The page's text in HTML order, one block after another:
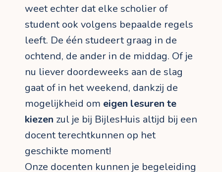
weet echter dat elke scholier of
student ook volgens bepaalde regels
leeft. De één studeert graag in de
ochtend, de ander in de middag. Of je
nu liever doordeweeks aan de slag
gaat of in het weekend, dankzij de
mogelijkheid om eigen lesuren te
kiezen zul je bij BijlesHuis altijd bij een
docent terechtkunnen op het
geschikte moment!
Onze docenten kunnen je begeleiding